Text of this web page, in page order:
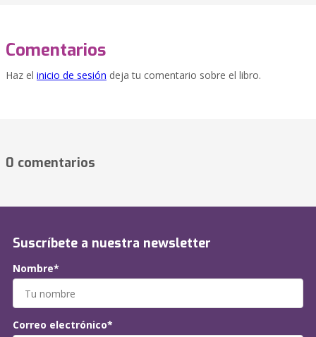
Comentarios
Haz el inicio de sesión deja tu comentario sobre el libro.
0 comentarios
Suscríbete a nuestra newsletter
Nombre*
Correo electrónico*